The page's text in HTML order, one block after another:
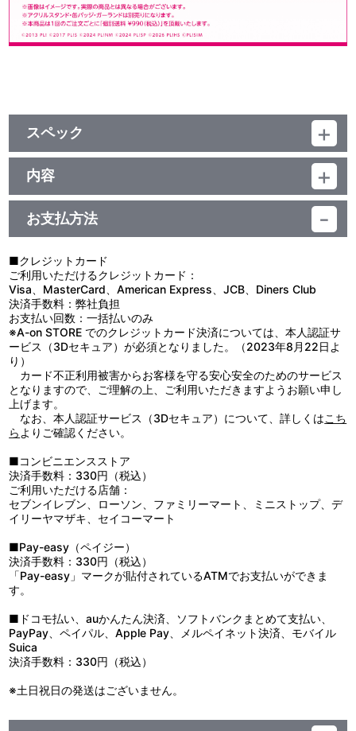
スペック
品番：TUJ-01765
ジャンル：その他
素材：ポリエステル
サイズ：本体：約 W340mm×H530mm×D200mm
持ち手：最大長さ530mm
容量：約 34L
トレカ用カスタムシート：約 W290mm×H360mm ※収納可能ト
レカサイズ：約 W55mm×H85mm（12枚収納可能）
生産エリア：中国
※仕様等は予告なく変更する場合がございます。
内容
ラブライブ！シリーズ 15周年記念の購買部グッズ第四弾、15周年
記念ロゴを使用したカスタムキャリーケースが登場！缶バッジとト
レカ用のカスタムシートが付属したほか、正面についたチェーンに
好きなアイテムでカスタマイズしてイベントなどに参加しよう♪
【使用上の注意】
● 天災等の不可抗力や、お客様の取り扱いによる不注意、不当な修
理・改造による故障・破壊等は保証いたしかねます。
● お子様の手の届かない所に保管してください。
● キャリーバーを上げ下げする際、指など挟まれないよう十分気を
付けてください。
● ぶつけたり、落としたり、大きな衝撃を与えますと故障や破損の
恐れがあります。
● 収納物の安全保護と盗難防止の為、ご使用の際は必ず施錠をして
ください。
● 直射日光のあたる場所や、高温・多湿の場所、ほこりの多い場所
● 本品の転倒には十分ご注意ください。
● 傾斜している所には置かないで下さい。転倒する場合がありま
す。
● 商品の廃棄について、環境を守るため不法投棄はしないでくださ
い。お住まいの各自治体の指示に従い、処分・廃棄してください。
で風通しの良い場所へ置いてください。
● 本体が汚れたときは、乾いた布等で拭き取って下さい。汚れのひ
どい時は、中性洗剤を含ませた布で拭き取ってください。
● 高温に近づけたり、ベンジン、シンナー、アルコール等溶剤を使
事は変形、変色の原因になりますのでおやめください。
● 保管する時は風通しのよい場所で保管してください。
● キャスターの滑りが悪くなった場合は、市販の潤滑油、またはシ
リコンスプレーなどをキャスター部にさしてください。
お支払方法
■クレジットカード
ご利用いただけるクレジットカード：
Visa、MasterCard、American Express、JCB、Diners Club
決済手数料：弊社負担
お支払い回数：一括払いのみ
※A-on STORE でのクレジットカード決済については、本人認証サ
ービス（3Dセキュア）が必須となりました。（2023年8月22日よ
り）
カード不正利用被害からお客様を守る安心安全のためのサービス
となりますので、ご理解の上、ご利用いただきますようお願い申し
上げます。
なお、本人認証サービス（3Dセキュア）について、詳しくはこち
らよりご確認ください。
■コンビニエンスストア
決済手数料：330円（税込）
ご利用いただける店舗：
セブンイレブン、ローソン、ファミリーマート、ミニストップ、デ
イリーヤマザキ、セイコーマート
■Pay-easy（ペイジー）
決済手数料：330円（税込）
「Pay-easy」マークが貼付されているATMでお支払いができま
す。
■ドコモ払い、auかんたん決済、ソフトバンクまとめて支払い、
PayPay、ペイパル、Apple Pay、メルペイネット決済、モバイル
Suica
決済手数料：330円（税込）
※土日祝日の発送はございません。